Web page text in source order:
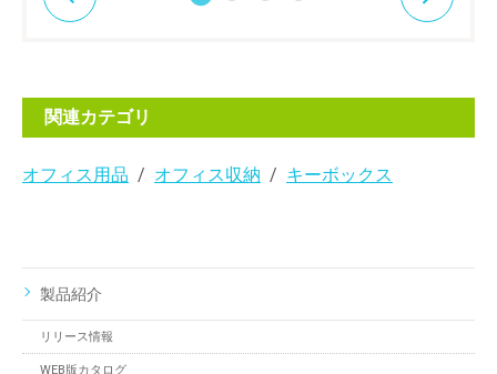
関連カテゴリ
オフィス用品 オフィス収納 キーボックス
製品紹介
リリース情報
WEB版カタログ